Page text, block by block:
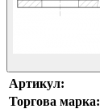
Артикул:
Торгова марка: